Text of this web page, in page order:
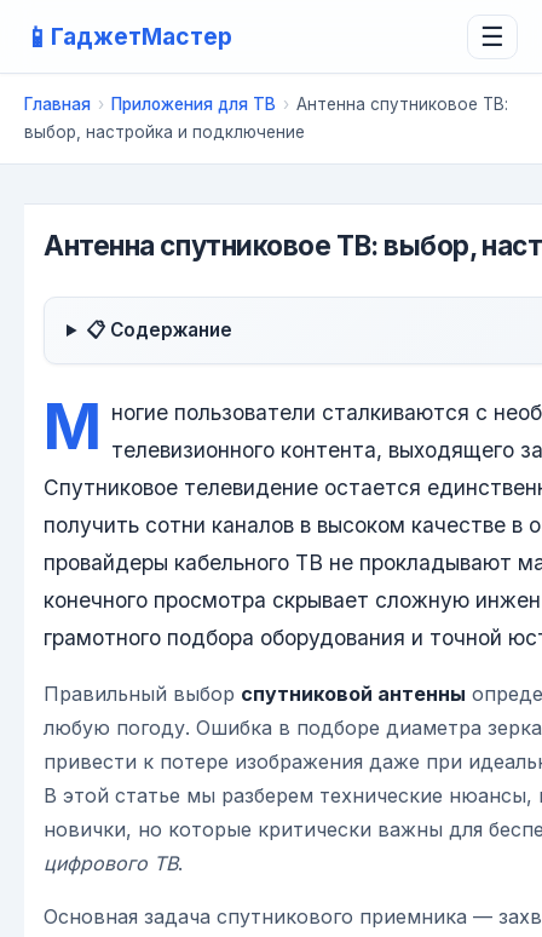
📱 ГаджетМастер ☰
Главная › Приложения для ТВ › Антенна спутниковое ТВ:
выбор, настройка и подключение
Антенна спутниковое ТВ: выбор,
📋 Содержание
М ногие пользователи сталкиваются с
телевизионного контента, выходящего
Спутниковое телевидение остается
получить сотни каналов в высоком качестве в
провайдеры кабельного ТВ не прокладывают
конечного просмотра скрывает сложную
грамотного подбора оборудования и точной
Правильный выбор спутниковой антенны
любую погоду. Ошибка в подборе диаметра
привести к потере изображения даже при
В этой статье мы разберем технические
новички, но которые критически важны для
цифрового ТВ.
Основная задача спутникового приемника —